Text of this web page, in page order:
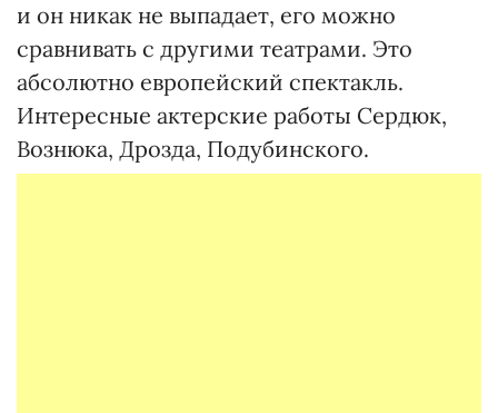
и он никак не выпадает, его можно
сравнивать с другими театрами. Это
абсолютно европейский спектакль.
Интересные актерские работы Сердюк,
Вознюка, Дрозда, Подубинского.